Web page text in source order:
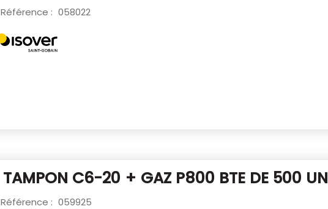
Référence : 058022
TAMPON C6-20 + GAZ P800 BTE DE 500 UN
Référence : 059925